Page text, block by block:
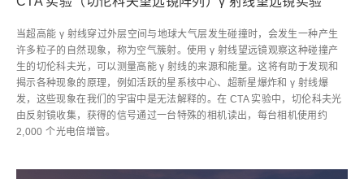
当超高能 γ 射线穿过外层空间与地球大气层发生碰撞时，会发生一种产生
许多粒子的自然现象，称为空气簇射。使用 γ 射线望远镜观察这种碰撞产
生的切伦科夫光，可以测量高能 γ 射线的来源和能量。这将有助于发现和
揭示各种现象的原理，例如活跃的星系核中心、超新星爆炸和 γ 射线爆
发，这些现象在我们的宇宙中是无法解释的。在 CTA 实验中，切伦科夫光
由反射镜收集，获得的信号通过一台特殊的相机读出，每台相机使用约
2,000 个光电倍增管。